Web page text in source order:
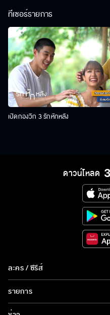
ทีเซอร์รายการ
เปิดกองวิก 3 รักหักหลัง
ดาวน์โหลด
ละคร / ซีรีส์
ละคร/ซีรีส์
ซีรีส์นานาชาติ
รายการ
รายการทั้งหมด